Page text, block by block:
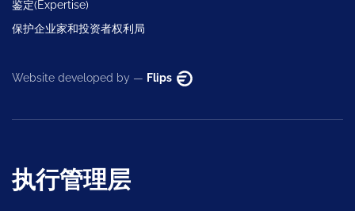
鉴定(Expertise)
保护企业家和投资者权利局
Website developed by — Flips
执行管理层